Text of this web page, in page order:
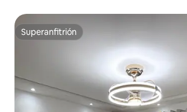
Superanfitrión
Superanfitrión